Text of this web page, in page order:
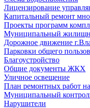
Лицензирование
Капитальный ремонт
Проекты программ
Муниципальный
Дорожное движение
Парковки общего
Благоустройство
Общие документы ЖКХ
Уличное освещение
План ремонтных работ
Муниципальный
Нарушители